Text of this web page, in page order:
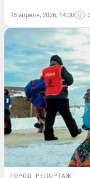
15 апреля, 2026, 14:00
ГОРОД РЕПОРТАЖ